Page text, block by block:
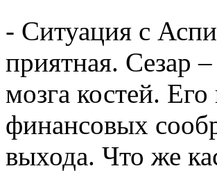
- Ситуация с
приятная. Сезар
мозга костей.
финансовых
выхода. Что же